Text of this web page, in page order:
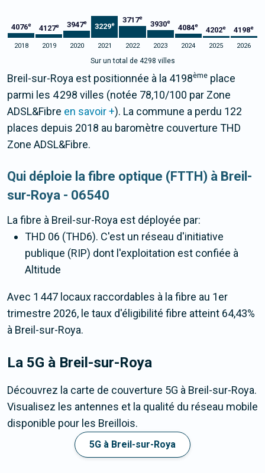
4076e 4127e 3947e 3229e 3717e
3930e
4084e
4202e 4198e
2018 2019 2020 2021 2022 2023 2024 2025 2026
Sur un total de 4298 villes
Breil-sur-Roya est positionnée à la 4198ème place
parmi les 4 298 villes (notée 78,10/100 par Zone
ADSL&Fibre en savoir +). La commune a perdu 122
places depuis 2018 au baromètre couverture THD
Zone ADSL&Fibre.
Qui déploie la fibre optique (FTTH) à Breil-
sur-Roya - 06540
La fibre à Breil-sur-Roya est déployée par:
THD 06 (THD6). C'est un réseau d'initiative
publique (RIP) dont l'exploitation est confiée à
Altitude
Avec 1 447 locaux raccordables à la fibre au 1er
trimestre 2026, le taux d'éligibilité fibre atteint 64,43%
à Breil-sur-Roya.
La 5G à Breil-sur-Roya
Découvrez la carte de couverture 5G à Breil-sur-Roya.
Visualisez les antennes et la qualité du réseau mobile
disponible pour les Breillois.
5G à Breil-sur-Roya